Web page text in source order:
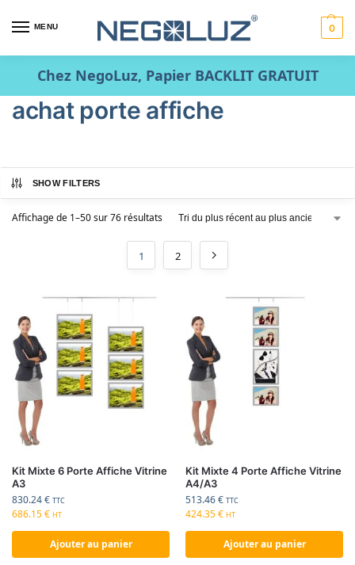
MENU 0
Chez NegoLuz, Papier BACKLIT GRATUIT
achat porte affiche
SHOW FILTERS
Affichage de 1–50 sur 76 résultats
1 2
Kit Mixte 6 Porte Affiche Vitrine
A3
830.24€ TTC
686.15€ HT
Ajouter au panier
Kit Mixte 4 Porte Affiche Vitrine
A4/A3
513.46€ TTC
424.35€ HT
Ajouter au panier